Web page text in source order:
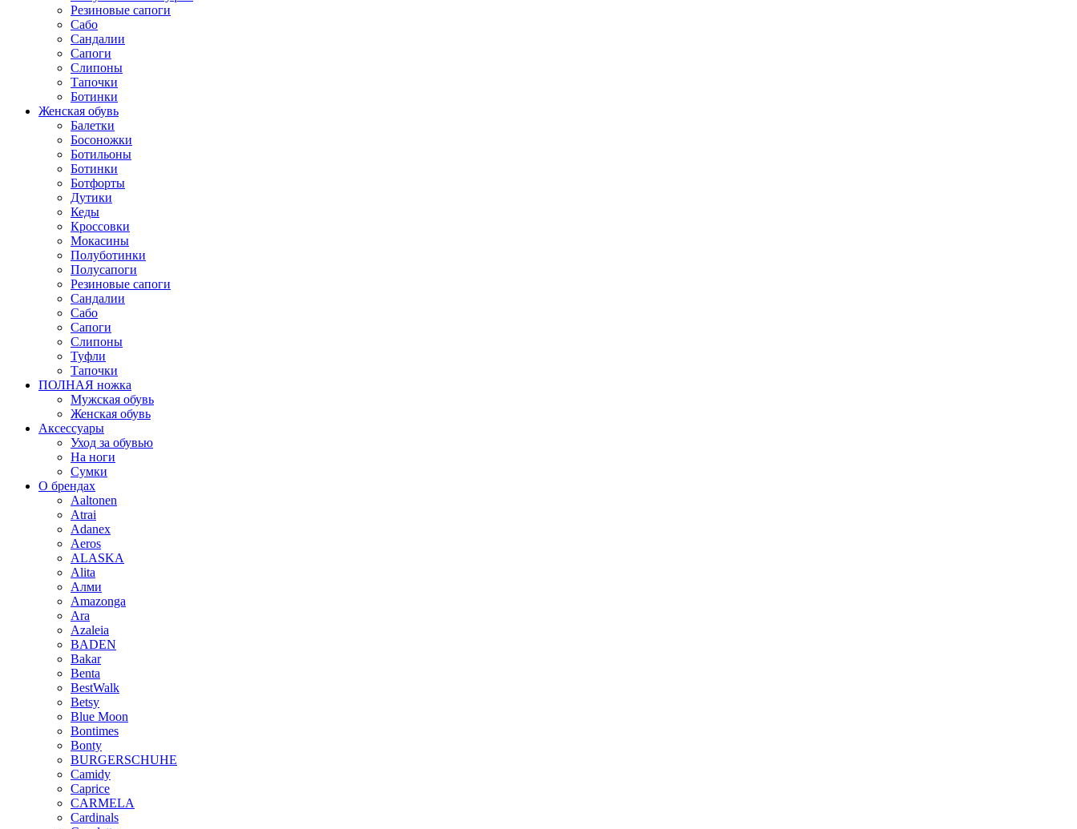
Резиновые сапоги
Сабо
Сандалии
Сапоги
Слипоны
Тапочки
Ботинки
Женская обувь
Балетки
Босоножки
Ботильоны
Ботинки
Ботфорты
Дутики
Кеды
Кроссовки
Мокасины
Полуботинки
Полусапоги
Резиновые сапоги
Сандалии
Сабо
Сапоги
Слипоны
Туфли
Тапочки
ПОЛНАЯ ножка
Мужская обувь
Женская обувь
Аксессуары
Уход за обувью
На ноги
Сумки
О брендах
Aaltonen
Atrai
Adanex
Aeros
ALASKA
Alita
Алми
Amazonga
Ara
Azaleia
BADEN
Bakar
Benta
BestWalk
Betsy
Blue Moon
Bontimes
Bonty
BURGERSCHUHE
Camidy
Caprice
CARMELA
Cardinals